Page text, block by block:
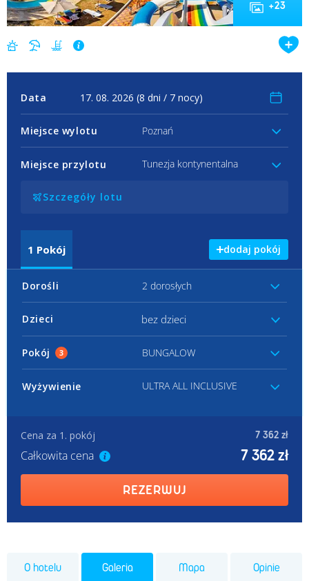
+23
Data
Miejsce wylotu Poznań
Miejsce przylotu Tunezja kontynentalna
Szczegóły lotu
1 Pokój dodaj pokój
Dorośli 2 dorosłych
Dzieci bez dzieci
Pokój 3 BUNGALOW
Wyżywienie ULTRA ALL INCLUSIVE
Cena za 1. pokój 7 362 zł
Całkowita cena 7 362 zł
REZERWUJ
O hotelu Galeria Mapa Opinie